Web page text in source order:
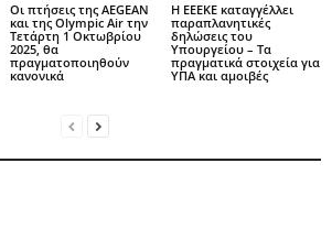
Οι πτήσεις της AEGEAN
και της Olympic Air την
Τετάρτη 1 Οκτωβρίου
2025, θα
πραγματοποιηθούν
κανονικά
Η ΕΕΕΚΕ καταγγέλλει
παραπλανητικές
δηλώσεις του
Υπουργείου – Τα
πραγματικά στοιχεία για
ΥΠΑ και αμοιβές